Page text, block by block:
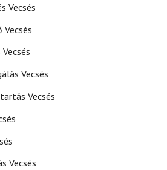
Vecsés
Vecsés
Vecsés
Vecsés